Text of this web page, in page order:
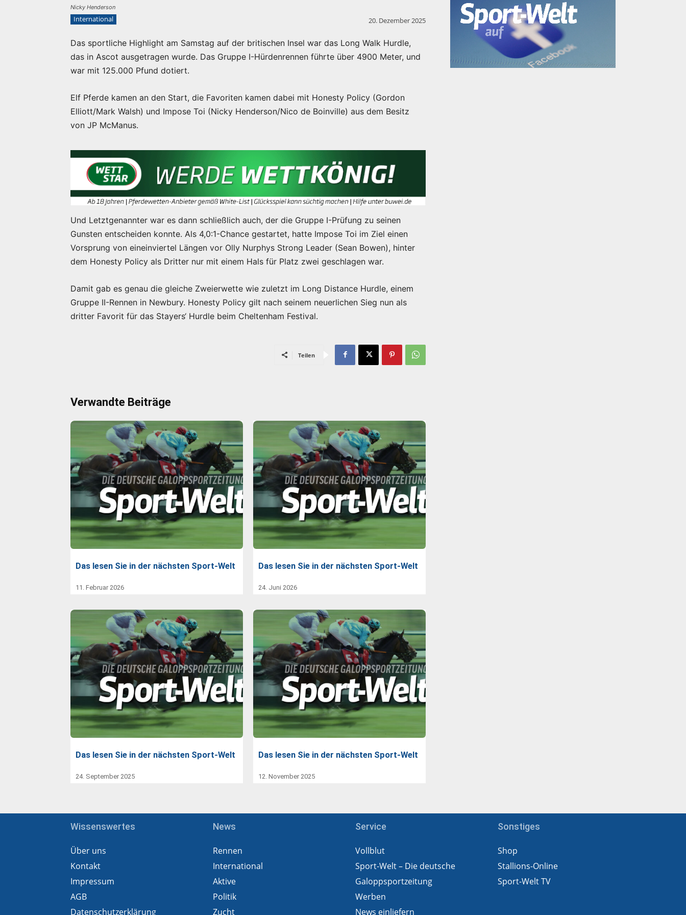
Nicky Henderson
International 20. Dezember 2025
Das sportliche Highlight am Samstag auf der britischen Insel war das Long Walk Hurdle,
das in Ascot ausgetragen wurde. Das Gruppe I-Hürdenrennen führte über 4900 Meter, und
war mit 125.000 Pfund dotiert.
Elf Pferde kamen an den Start, die Favoriten kamen dabei mit Honesty Policy (Gordon
Elliott/Mark Walsh) und Impose Toi (Nicky Henderson/Nico de Boinville) aus dem Besitz
von JP McManus.
Und Letztgenannter war es dann schließlich auch, der die Gruppe I-Prüfung zu seinen
Gunsten entscheiden konnte. Als 4,0:1-Chance gestartet, hatte Impose Toi im Ziel einen
Vorsprung von eineinviertel Längen vor Olly Nurphys Strong Leader (Sean Bowen), hinter
dem Honesty Policy als Dritter nur mit einem Hals für Platz zwei geschlagen war.
Damit gab es genau die gleiche Zweierwette wie zuletzt im Long Distance Hurdle, einem
Gruppe II-Rennen in Newbury. Honesty Policy gilt nach seinem neuerlichen Sieg nun als
dritter Favorit für das Stayers‘ Hurdle beim Cheltenham Festival.
Teilen
Verwandte Beiträge
Das lesen Sie in der nächsten Sport-Welt
11. Februar 2026
Das lesen Sie in der nächsten Sport-Welt
24. Juni 2026
Das lesen Sie in der nächsten Sport-Welt
24. September 2025
Das lesen Sie in der nächsten Sport-Welt
12. November 2025
Wissenswertes
Über uns
Kontakt
Impressum
AGB
Datenschutzerklärung
News
Rennen
International
Aktive
Politik
Zucht
Service
Vollblut
Sport-Welt – Die deutsche
Galoppsportzeitung
Werben
News einliefern
Sonstiges
Shop
Stallions-Online
Sport-Welt TV